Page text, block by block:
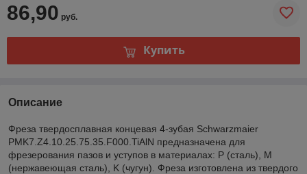
86,90 руб.
Купить
Описание
Фреза твердосплавная концевая 4-зубая Schwarzmaier
PMK7.Z4.10.25.75.35.F000.TiAlN предназначена для
фрезерования пазов и уступов в материалах: P (сталь), M
(нержавеющая сталь), K (чугун). Фреза изготовлена из твердого